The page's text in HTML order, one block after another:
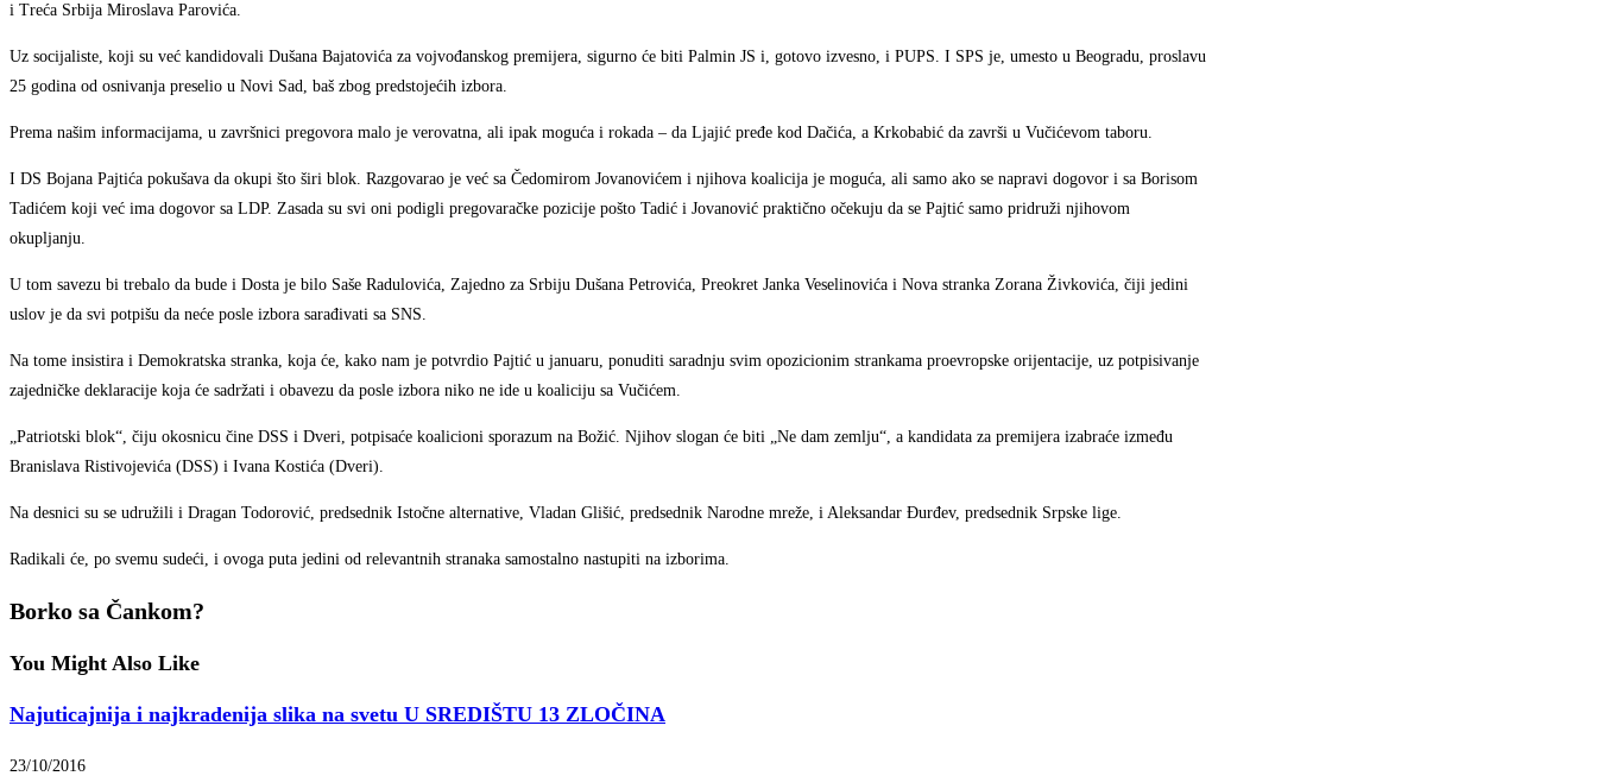
i Treća Srbija Miroslava Parovića.
Uz socijaliste, koji su već kandidovali Dušana Bajatovića za vojvođanskog premijera, sigurno će biti Palmin JS i, gotovo izvesno, i PUPS. I SPS je, umesto u Beogradu, proslavu
25 godina od osnivanja preselio u Novi Sad, baš zbog predstojećih izbora.
Prema našim informacijama, u završnici pregovora malo je verovatna, ali ipak moguća i rokada – da Ljajić pređe kod Dačića, a Krkobabić da završi u Vučićevom taboru.
I DS Bojana Pajtića pokušava da okupi što širi blok. Razgovarao je već sa Čedomirom Jovanovićem i njihova koalicija je moguća, ali samo ako se napravi dogovor i sa Borisom
Tadićem koji već ima dogovor sa LDP. Zasada su svi oni podigli pregovaračke pozicije pošto Tadić i Jovanović praktično očekuju da se Pajtić samo pridruži njihovom
okupljanju.
U tom savezu bi trebalo da bude i Dosta je bilo Saše Radulovića, Zajedno za Srbiju Dušana Petrovića, Preokret Janka Veselinovića i Nova stranka Zorana Živkovića, čiji jedini
uslov je da svi potpišu da neće posle izbora sarađivati sa SNS.
Na tome insistira i Demokratska stranka, koja će, kako nam je potvrdio Pajtić u januaru, ponuditi saradnju svim opozicionim strankama proevropske orijentacije, uz potpisivanje
zajedničke deklaracije koja će sadržati i obavezu da posle izbora niko ne ide u koaliciju sa Vučićem.
„Patriotski blok“, čiju okosnicu čine DSS i Dveri, potpisaće koalicioni sporazum na Božić. Njihov slogan će biti „Ne dam zemlju“, a kandidata za premijera izabraće između
Branislava Ristivojevića (DSS) i Ivana Kostića (Dveri).
Na desnici su se udružili i Dragan Todorović, predsednik Istočne alternative, Vladan Glišić, predsednik Narodne mreže, i Aleksandar Đurđev, predsednik Srpske lige.
Radikali će, po svemu sudeći, i ovoga puta jedini od relevantnih stranaka samostalno nastupiti na izborima.
Borko sa Čankom?
You Might Also Like
Najuticajnija i najkradenija slika na svetu U SREDIŠTU 13 ZLOČINA
23/10/2016